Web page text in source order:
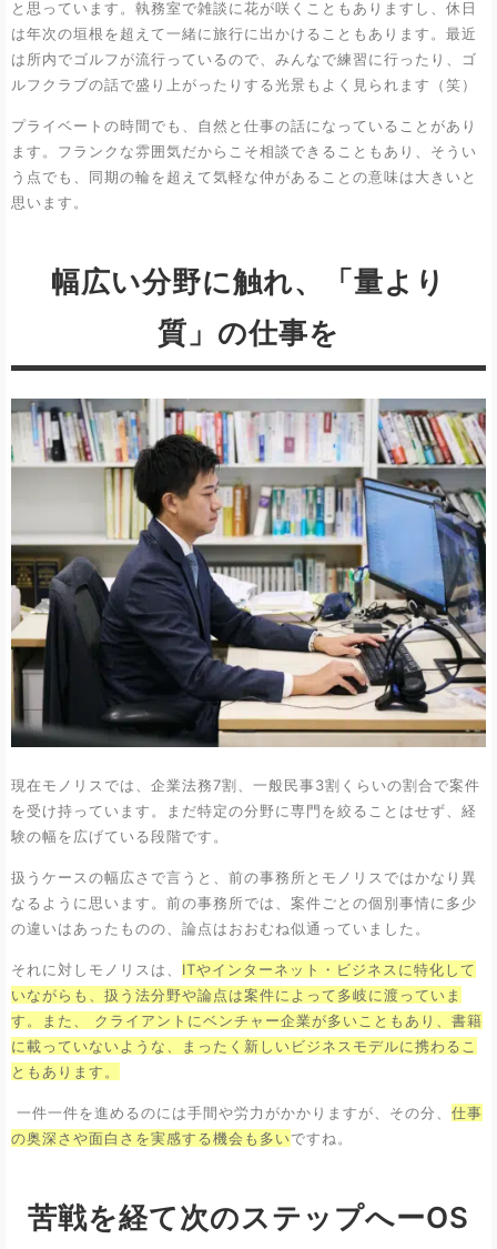
と思っています。執務室で雑談に花が咲くこともありますし、休日
は年次の垣根を超えて一緒に旅行に出かけることもあります。最近
は所内でゴルフが流行っているので、みんなで練習に行ったり、ゴ
ルフクラブの話で盛り上がったりする光景もよく見られます（笑）
プライベートの時間でも、自然と仕事の話になっていることがあり
ます。フランクな雰囲気だからこそ相談できることもあり、そうい
う点でも、同期の輪を超えて気軽な仲があることの意味は大きいと
思います。
幅広い分野に触れ、「量より
質」の仕事を
現在モノリスでは、企業法務7割、一般民事3割くらいの割合で案件
を受け持っています。まだ特定の分野に専門を絞ることはせず、経
験の幅を広げている段階です。
扱うケースの幅広さで言うと、前の事務所とモノリスではかなり異
なるように思います。前の事務所では、案件ごとの個別事情に多少
の違いはあったものの、論点はおおむね似通っていました。
それに対しモノリスは、 ITやインターネット・ビジネスに特化して
いながらも、扱う法分野や論点は案件によって多岐に渡っていま
す。また、 クライアントにベンチャー企業が多いこともあり、書籍
に載っていないような、まったく新しいビジネスモデルに携わるこ
ともあります。
一件一件を進めるのには手間や労力がかかりますが、その分、 仕事
の奥深さや面白さを実感する機会も多いですね。
苦戦を経て次のステップへーOS